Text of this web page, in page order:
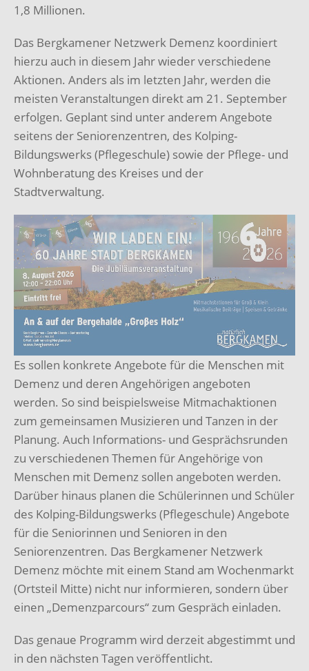
1,8 Millionen.
Das Bergkamener Netzwerk Demenz koordiniert
hierzu auch in diesem Jahr wieder verschiedene
Aktionen. Anders als im letzten Jahr, werden die
meisten Veranstaltungen direkt am 21. September
erfolgen. Geplant sind unter anderem Angebote
seitens der Seniorenzentren, des Kolping-
Bildungswerks (Pflegeschule) sowie der Pflege- und
Wohnberatung des Kreises und der
Stadtverwaltung.
Es sollen konkrete Angebote für die Menschen mit
Demenz und deren Angehörigen angeboten
werden. So sind beispielsweise Mitmachaktionen
zum gemeinsamen Musizieren und Tanzen in der
Planung. Auch Informations- und Gesprächsrunden
zu verschiedenen Themen für Angehörige von
Menschen mit Demenz sollen angeboten werden.
Darüber hinaus planen die Schülerinnen und Schüler
des Kolping-Bildungswerks (Pflegeschule) Angebote
für die Seniorinnen und Senioren in den
Seniorenzentren. Das Bergkamener Netzwerk
Demenz möchte mit einem Stand am Wochenmarkt
(Ortsteil Mitte) nicht nur informieren, sondern über
einen „Demenzparcours“ zum Gespräch einladen.
Das genaue Programm wird derzeit abgestimmt und
in den nächsten Tagen veröffentlicht.